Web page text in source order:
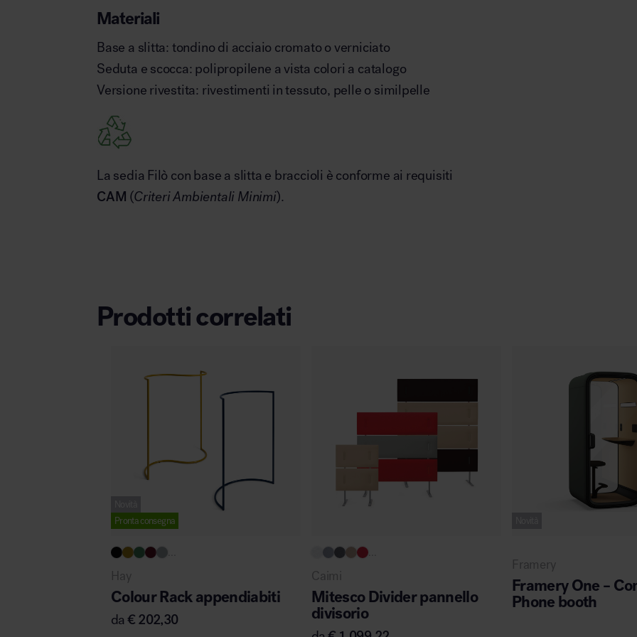
Materiali
Base a slitta: tondino di acciaio cromato o verniciato
Seduta e scocca: polipropilene a vista colori a catalogo
Versione rivestita: rivestimenti in tessuto, pelle o similpelle
La sedia Filò con base a slitta e braccioli è conforme ai requisiti
CAM (Criteri Ambientali Minimi).
Prodotti correlati
Pronta consegna
Hay
Colour Rack appendiabiti
da€ 202,30
Caimi
Mitesco Divider pannello
divisorio
Framery
Framery One –
Phone booth